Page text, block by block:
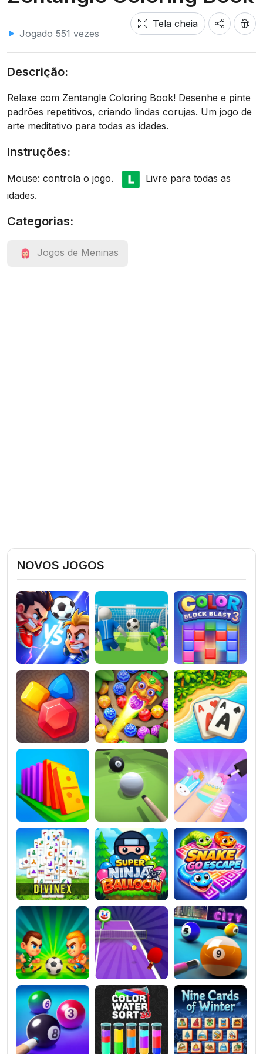
Jogado 551 vezes
Tela cheia
Descrição:
Relaxe com Zentangle Coloring Book! Desenhe e pinte
padrões repetitivos, criando lindas corujas. Um jogo de
arte meditativo para todas as idades.
Instruções:
Mouse: controla o jogo.
Livre para todas as
idades.
Categorias:
Jogos de Meninas
NOVOS JOGOS